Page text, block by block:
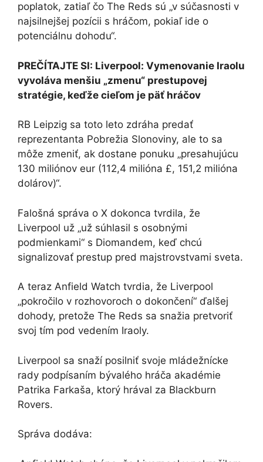
poplatok, zatiaľ čo The Reds sú „v súčasnosti v
najsilnejšej pozícii s hráčom, pokiaľ ide o
potenciálnu dohodu“.
PREČÍTAJTE SI: Liverpool: Vymenovanie Iraolu
vyvoláva menšiu „zmenu“ prestupovej
stratégie, keďže cieľom je päť hráčov
RB Leipzig sa toto leto zdráha predať
reprezentanta Pobrežia Slonoviny, ale to sa
môže zmeniť, ak dostane ponuku „presahujúcu
130 miliónov eur (112,4 milióna £, 151,2 milióna
dolárov)“.
Falošná správa o X dokonca tvrdila, že
Liverpool už „už súhlasil s osobnými
podmienkami“ s Diomandem, keď chcú
signalizovať prestup pred majstrovstvami sveta.
A teraz Anfield Watch tvrdia, že Liverpool
„pokročilo v rozhovoroch o dokončení“ ďalšej
dohody, pretože The Reds sa snažia pretvoriť
svoj tím pod vedením Iraoly.
Liverpool sa snaží posilniť svoje mládežnícke
rady podpísaním bývalého hráča akadémie
Patrika Farkaša, ktorý hrával za Blackburn
Rovers.
Správa dodáva: